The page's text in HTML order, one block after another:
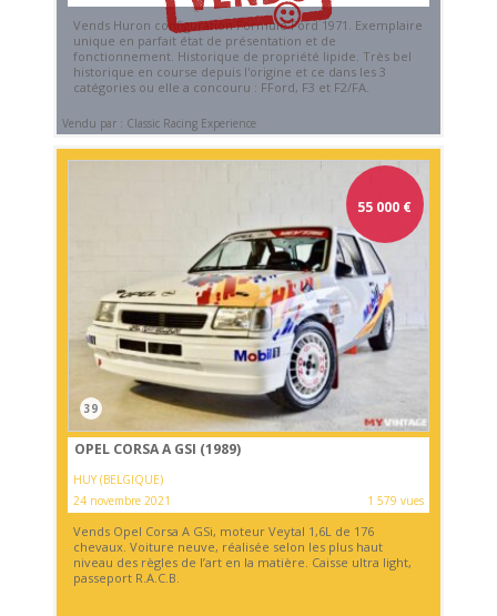
Vends Huron configuration Formule Ford 1971. Exemplaire
unique en parfait état de présentation et de
fonctionnement. Historique de propriété lipide. Très bel
historique en course depuis l'origine et ce dans les 3
catégories ou elle a concouru : FFord, F3 et F2/FA.
Vendu par : Classic Racing Experience
55 000 €
39
OPEL CORSA A GSI (1989)
HUY (BELGIQUE)
24 novembre 2021
1 579 vues
Vends Opel Corsa A GSi, moteur Veytal 1,6L de 176
chevaux. Voiture neuve, réalisée selon les plus haut
niveau des règles de l’art en la matière. Caisse ultra light,
passeport R.A.C.B.